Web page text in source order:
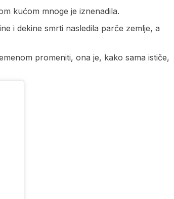
kućom mnoge je iznenadila.
i dekine smrti nasledila parče zemlje, a
promeniti, ona je, kako sama ističe,